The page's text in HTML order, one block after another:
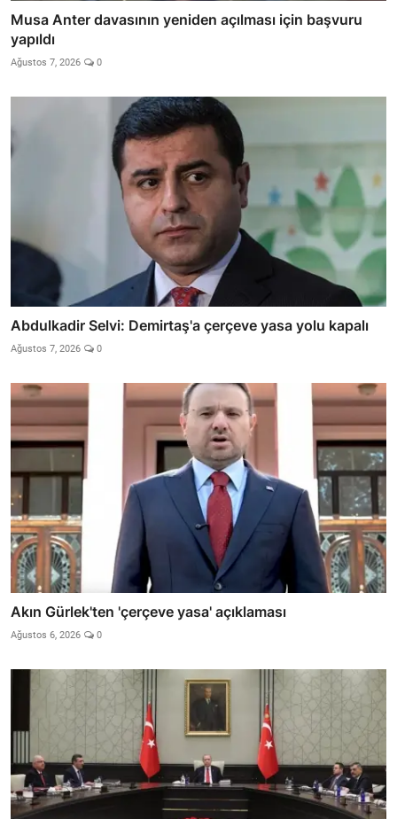
Musa Anter davasının yeniden açılması için başvuru
yapıldı
Ağustos 7, 2026 0
Abdulkadir Selvi: Demirtaş'a çerçeve yasa yolu kapalı
Ağustos 7, 2026 0
Akın Gürlek'ten 'çerçeve yasa' açıklaması
Ağustos 6, 2026 0